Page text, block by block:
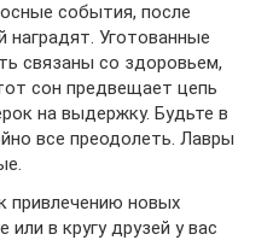
события, после
наградят. Уготованные
связаны со здоровьем,
сон предвещает цепь
на выдержку. Будьте в
все преодолеть. Лавры
привлечению новых
или в кругу друзей у вас